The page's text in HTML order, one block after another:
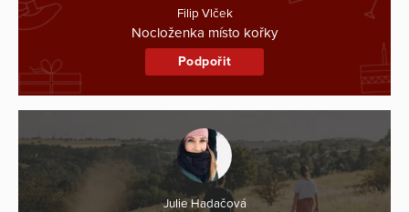
Filip Vlček
Nocloženka místo kořky
Podpořit
Julie Hadačová